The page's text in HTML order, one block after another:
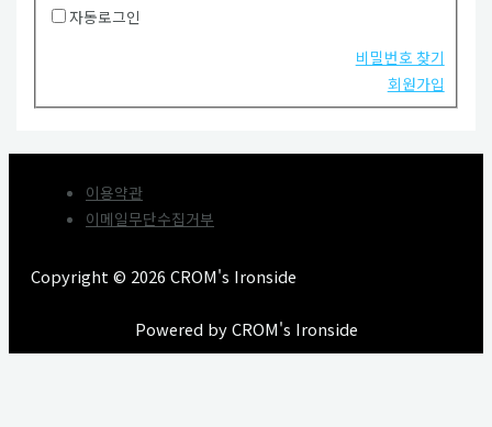
자동로그인
비밀번호 찾기
회원가입
이용약관
이메일무단수집거부
Copyright © 2026 CROM's Ironside
Powered by CROM's Ironside